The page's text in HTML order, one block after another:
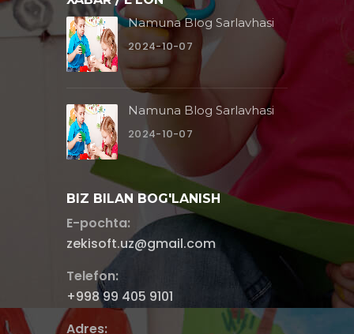
Namuna Blog Sarlavhasi
2024-10-07
Namuna Blog Sarlavhasi
2024-10-07
BIZ BILAN BOG'LANISH
E-pochta:
zekisoft.uz@gmail.com
Telefon:
+998 99 405 9101
Adres: